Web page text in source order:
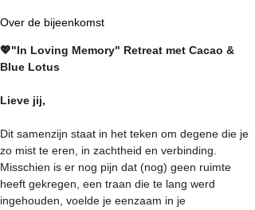
Over de bijeenkomst
💖"In Loving Memory" Retreat met Cacao &
Blue Lotus
Lieve jij,
Dit samenzijn staat in het teken om degene die je
zo mist te eren, in zachtheid en verbinding.
Misschien is er nog pijn dat (nog) geen ruimte
heeft gekregen, een traan die te lang werd
ingehouden, voelde je eenzaam in je